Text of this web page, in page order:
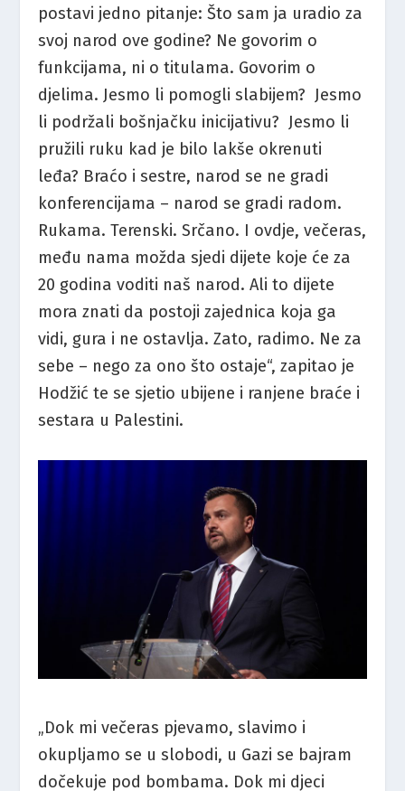
postavi jedno pitanje: Što sam ja uradio za
svoj narod ove godine? Ne govorim o
funkcijama, ni o titulama. Govorim o
djelima. Jesmo li pomogli slabijem? Jesmo
li podržali bošnjačku inicijativu? Jesmo li
pružili ruku kad je bilo lakše okrenuti
leđa? Braćo i sestre, narod se ne gradi
konferencijama – narod se gradi radom.
Rukama. Terenski. Srčano. I ovdje, večeras,
među nama možda sjedi dijete koje će za
20 godina voditi naš narod. Ali to dijete
mora znati da postoji zajednica koja ga
vidi, gura i ne ostavlja. Zato, radimo. Ne za
sebe – nego za ono što ostaje“, zapitao je
Hodžić te se sjetio ubijene i ranjene braće i
sestara u Palestini.
„Dok mi večeras pjevamo, slavimo i
okupljamo se u slobodi, u Gazi se bajram
dočekuje pod bombama. Dok mi djeci